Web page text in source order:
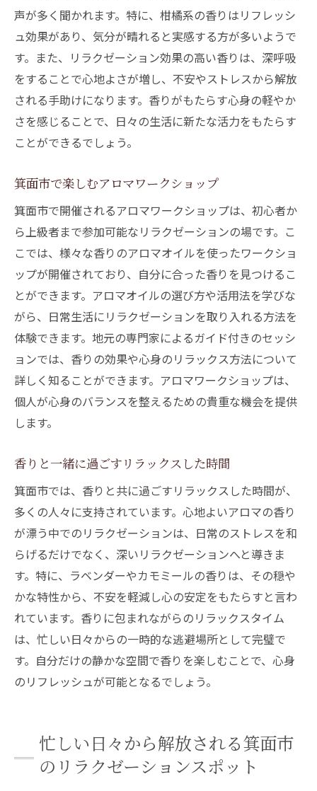
声が多く聞かれます。特に、柑橘系の香りはリフレッシ
ュ効果があり、気分が晴れると実感する方が多いようで
す。また、リラクゼーション効果の高い香りは、深呼吸
をすることで心地よさが増し、不安やストレスから解放
される手助けになります。香りがもたらす心身の軽やか
さを感じることで、日々の生活に新たな活力をもたらす
ことができるでしょう。
箕面市で楽しむアロマワークショップ
箕面市で開催されるアロマワークショップは、初心者か
ら上級者まで参加可能なリラクゼーションの場です。こ
こでは、様々な香りのアロマオイルを使ったワークショ
ップが開催されており、自分に合った香りを見つけるこ
とができます。アロマオイルの選び方や活用法を学びな
がら、日常生活にリラクゼーションを取り入れる方法を
体験できます。地元の専門家によるガイド付きのセッシ
ョンでは、香りの効果や心身のリラックス方法について
詳しく知ることができます。アロマワークショップは、
個人が心身のバランスを整えるための貴重な機会を提供
します。
香りと一緒に過ごすリラックスした時間
箕面市では、香りと共に過ごすリラックスした時間が、
多くの人々に支持されています。心地よいアロマの香り
が漂う中でのリラクゼーションは、日常のストレスを和
らげるだけでなく、深いリラクゼーションへと導きま
す。特に、ラベンダーやカモミールの香りは、その穏や
かな特性から、不安を軽減し心の安定をもたらすと言わ
れています。香りに包まれながらのリラックスタイム
は、忙しい日々からの一時的な逃避場所として完璧で
す。自分だけの静かな空間で香りを楽しむことで、心身
のリフレッシュが可能となるでしょう。
忙しい日々から解放される箕面市
のリラクゼーションスポット